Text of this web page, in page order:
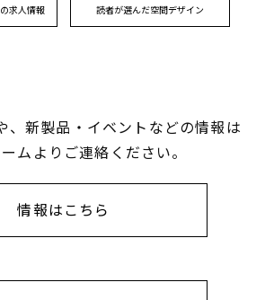
求人情報 読者が選んだ空間デザイン
、新製品・イベントなどの情報は
ムよりご連絡ください。
情報はこちら